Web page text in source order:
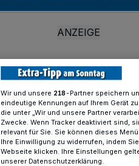
Wir und unsere 218-Partner speichern
eindeutige Kennungen auf Ihrem Gerät
die unter „Wir und unsere Partner
Zwecke. Wenn Tracker deaktiviert sind,
relevant für Sie. Sie können dieses
Ihre Einwilligung zu widerrufen, indem
Webseite klicken. Ihre Einstellungen
unserer Datenschutzerklärung.